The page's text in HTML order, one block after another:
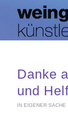
Danke
und
IN EIGENER SACHE